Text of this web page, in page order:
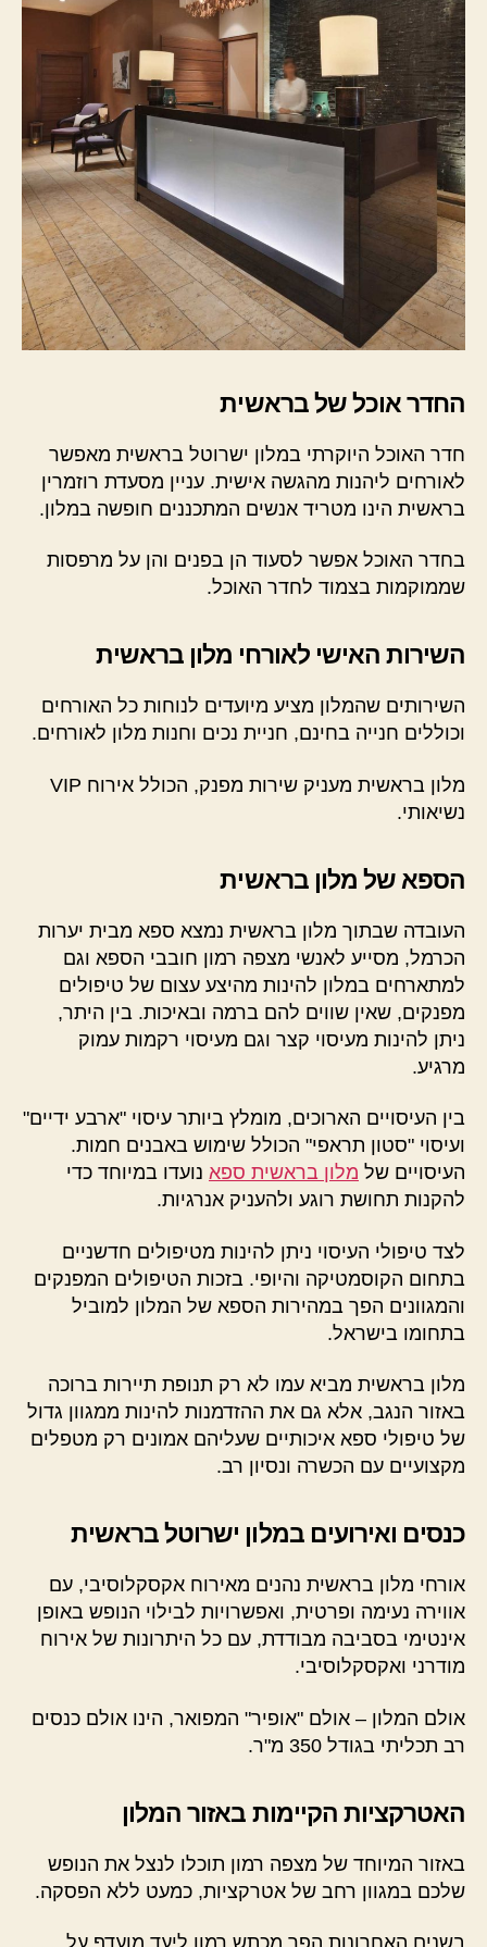
החדר אוכל של בראשית
חדר האוכל היוקרתי במלון ישרוטל בראשית מאפשר
לאורחים ליהנות מהגשה אישית. עניין מסעדת רוזמרין
בראשית הינו מטריד אנשים המתכננים חופשה במלון.
בחדר האוכל אפשר לסעוד הן בפנים והן על מרפסות
שממוקמות בצמוד לחדר האוכל.
השירות האישי לאורחי מלון בראשית
השירותים שהמלון מציע מיועדים לנוחות כל האורחים
וכוללים חנייה בחינם, חניית נכים וחנות מלון לאורחים.
מלון בראשית מעניק שירות מפנק, הכולל אירוח VIP
נשיאותי.
הספא של מלון בראשית
העובדה שבתוך מלון בראשית נמצא ספא מבית יערות
הכרמל, מסייע לאנשי מצפה רמון חובבי הספא וגם
למתארחים במלון להינות מהיצע עצום של טיפולים
מפנקים, שאין שווים להם ברמה ובאיכות. בין היתר,
ניתן להינות מעיסוי קצר וגם מעיסוי רקמות עמוק
מרגיע.
בין העיסויים הארוכים, מומלץ ביותר עיסוי "ארבע ידיים"
ועיסוי "סטון תראפי" הכולל שימוש באבנים חמות.
העיסויים של מלון בראשית ספא נועדו במיוחד כדי
להקנות תחושת רוגע ולהעניק אנרגיות.
לצד טיפולי העיסוי ניתן להינות מטיפולים חדשניים
בתחום הקוסמטיקה והיופי. בזכות הטיפולים המפנקים
והמגוונים הפך במהירות הספא של המלון למוביל
בתחומו בישראל.
מלון בראשית מביא עמו לא רק תנופת תיירות ברוכה
באזור הנגב, אלא גם את ההזדמנות להינות ממגוון גדול
של טיפולי ספא איכותיים שעליהם אמונים רק מטפלים
מקצועיים עם הכשרה ונסיון רב.
כנסים ואירועים במלון ישרוטל בראשית
אורחי מלון בראשית נהנים מאירוח אקסקלוסיבי, עם
אווירה נעימה ופרטית, ואפשרויות לבילוי הנופש באופן
אינטימי בסביבה מבודדת, עם כל היתרונות של אירוח
מודרני ואקסקלוסיבי.
אולם המלון – אולם "אופיר" המפואר, הינו אולם כנסים
רב תכליתי בגודל 350 מ"ר.
האטרקציות הקיימות באזור המלון
באזור המיוחד של מצפה רמון תוכלו לנצל את הנופש
שלכם במגוון רחב של אטרקציות, כמעט ללא הפסקה.
בשנים האחרונות הפך מכתש רמון ליעד מועדף על